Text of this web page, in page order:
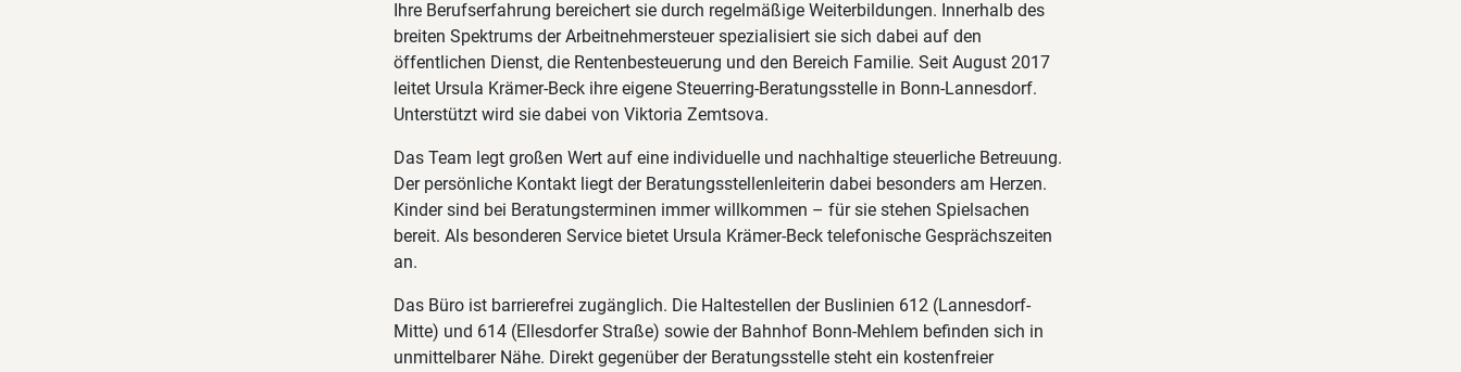
Ihre Berufserfahrung bereichert sie durch regelmäßige Weiterbildungen. Innerhalb des
breiten Spektrums der Arbeitnehmersteuer spezialisiert sie sich dabei auf den
öffentlichen Dienst, die Rentenbesteuerung und den Bereich Familie. Seit August 2017
leitet Ursula Krämer-Beck ihre eigene Steuerring-Beratungsstelle in Bonn-Lannesdorf.
Unterstützt wird sie dabei von Viktoria Zemtsova.
Das Team legt großen Wert auf eine individuelle und nachhaltige steuerliche Betreuung.
Der persönliche Kontakt liegt der Beratungsstellenleiterin dabei besonders am Herzen.
Kinder sind bei Beratungsterminen immer willkommen – für sie stehen Spielsachen
bereit. Als besonderen Service bietet Ursula Krämer-Beck telefonische Gesprächszeiten
an.
Das Büro ist barrierefrei zugänglich. Die Haltestellen der Buslinien 612 (Lannesdorf-
Mitte) und 614 (Ellesdorfer Straße) sowie der Bahnhof Bonn-Mehlem befinden sich in
unmittelbarer Nähe. Direkt gegenüber der Beratungsstelle steht ein kostenfreier